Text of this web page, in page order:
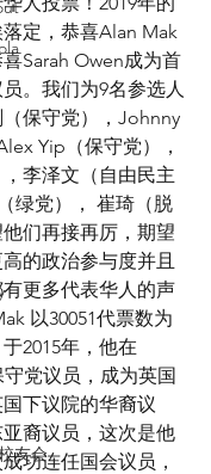
友会
定，恭喜Alan Mak
Sarah Owen成为首
。我们为9名参选人
保守党），Johnny
Yip（保守党），
李泽文（自由民主
绿党）， 崔琦（脱
们再接再厉，期望
的政治参与度并且
更多代表华人的声
以30051代票数为
2015年，他在
党议员，成为英国
下议院的华裔议
裔议员，这次是他
功连任国会议员，